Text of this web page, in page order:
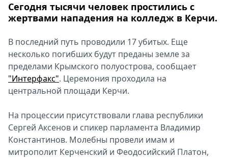
Скачай
Metro
Сегодня тысячи человек простились с
жертвами нападения на колледж в Керчи.
В последний путь проводили 17 убитых. Еще
несколько погибших будут преданы земле за
пределами Крымского полуострова, сообщает
"Интерфакс". Церемония проходила на
центральной площади Керчи.
На процессии присутствовали глава республики
Сергей Аксенов и спикер парламента Владимир
Константинов. Молебны провели имам и
митрополит Керченский и Феодосийский Платон,